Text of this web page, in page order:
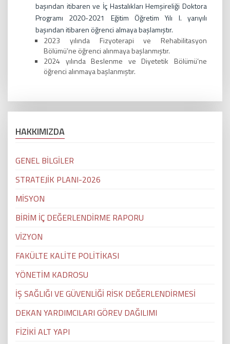
başından itibaren ve İç Hastalıkları Hemşireliği Doktora
Programı 2020-2021 Eğitim Öğretim Yılı I. yarıyılı
başından itibaren öğrenci almaya başlamıştır.
2023 yılında Fizyoterapi ve Rehabilitasyon
Bölümü’ne öğrenci alınmaya başlanmıştır.
2024 yılında Beslenme ve Diyetetik Bölümü’ne
öğrenci alınmaya başlanmıştır.
HAKKIMIZDA
GENEL BİLGİLER
STRATEJİK PLANI-2026
MİSYON
BİRİM İÇ DEĞERLENDİRME RAPORU
VİZYON
FAKÜLTE KALİTE POLİTİKASI
YÖNETİM KADROSU
İŞ SAĞLIĞI VE GÜVENLİĞİ RİSK DEĞERLENDİRMESİ
DEKAN YARDIMCILARI GÖREV DAĞILIMI
FİZİKİ ALT YAPI